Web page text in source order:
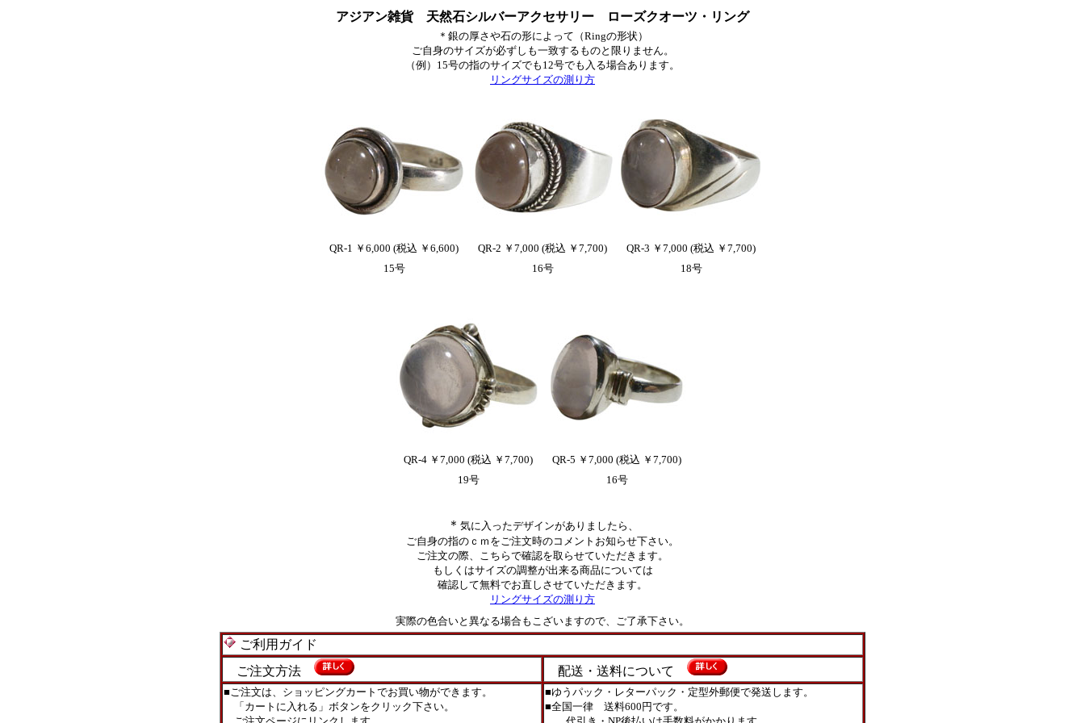
アジアン雑貨 天然石シルバーアクセサリー ローズクオーツ・リング
＊銀の厚さや石の形によって（Ringの形状）
ご自身のサイズが必ずしも一致するものと限りません。
（例）15号の指のサイズでも12号でも入る場合あります。
リングサイズの測り方
QR-1 ￥6,000 (税込 ￥6,600) QR-2 ￥7,000 (税込 ￥7,700)
QR-3 ￥7,000 (税込 ￥7,700)
15号
16号 18号
QR-4 ￥7,000 (税込 ￥7,700)
QR-5 ￥7,000 (税込 ￥7,700)
19号
16号
＊ 気に入ったデザインがありましたら、
ご自身の指のｃｍをご注文時のコメントお知らせ下さい。
ご注文の際、こちらで確認を取らせていただきます。
もしくはサイズの調整が出来る商品については
確認して無料でお直しさせていただきます。
リングサイズの測り方
実際の色合いと異なる場合もこざいますので、ご了承下さい。
ご利用ガイド
ご注文方法
配送・送料について
■ご注文は、ショッピングカートでお買い物ができます。
「カートに入れる」ボタンをクリック下さい。
■ゆうパック・レターパック・定型外郵便で発送します。
■全国一律 送料600円です。